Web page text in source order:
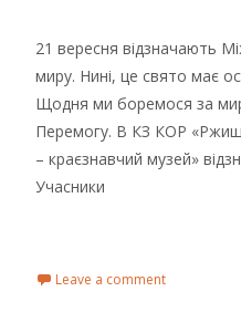
21 вересня відзначають
миру. Нині, це свято має
Щодня ми боремося за
Перемогу. В КЗ КОР
– краєзнавчий музей»
Учасники
Leave a comment